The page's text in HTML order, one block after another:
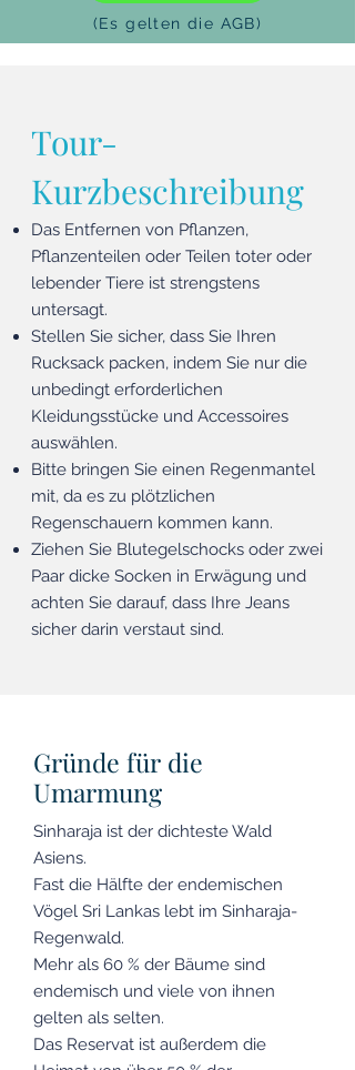
(Es gelten die AGB)
Tour-
Kurzbeschreibung
Das Entfernen von Pflanzen,
Pflanzenteilen oder Teilen toter oder
lebender Tiere ist strengstens
untersagt.
Stellen Sie sicher, dass Sie Ihren
Rucksack packen, indem Sie nur die
unbedingt erforderlichen
Kleidungsstücke und Accessoires
auswählen.
Bitte bringen Sie einen Regenmantel
mit, da es zu plötzlichen
Regenschauern kommen kann.
Ziehen Sie Blutegelschocks oder zwei
Paar dicke Socken in Erwägung und
achten Sie darauf, dass Ihre Jeans
sicher darin verstaut sind.
Gründe für die
Umarmung
Sinharaja ist der dichteste Wald
Asiens.
Fast die Hälfte der endemischen
Vögel Sri Lankas lebt im Sinharaja-
Regenwald.
Mehr als 60 % der Bäume sind
endemisch und viele von ihnen
gelten als selten.
Das Reservat ist außerdem die